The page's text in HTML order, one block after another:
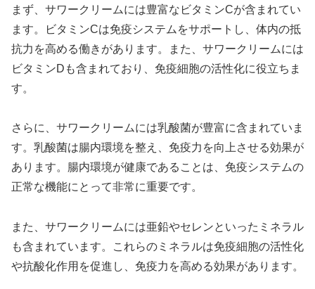
まず、サワークリームには豊富なビタミンCが含まれてい
ます。ビタミンCは免疫システムをサポートし、体内の抵
抗力を高める働きがあります。また、サワークリームには
ビタミンDも含まれており、免疫細胞の活性化に役立ちま
す。
さらに、サワークリームには乳酸菌が豊富に含まれていま
す。乳酸菌は腸内環境を整え、免疫力を向上させる効果が
あります。腸内環境が健康であることは、免疫システムの
正常な機能にとって非常に重要です。
また、サワークリームには亜鉛やセレンといったミネラル
も含まれています。これらのミネラルは免疫細胞の活性化
や抗酸化作用を促進し、免疫力を高める効果があります。